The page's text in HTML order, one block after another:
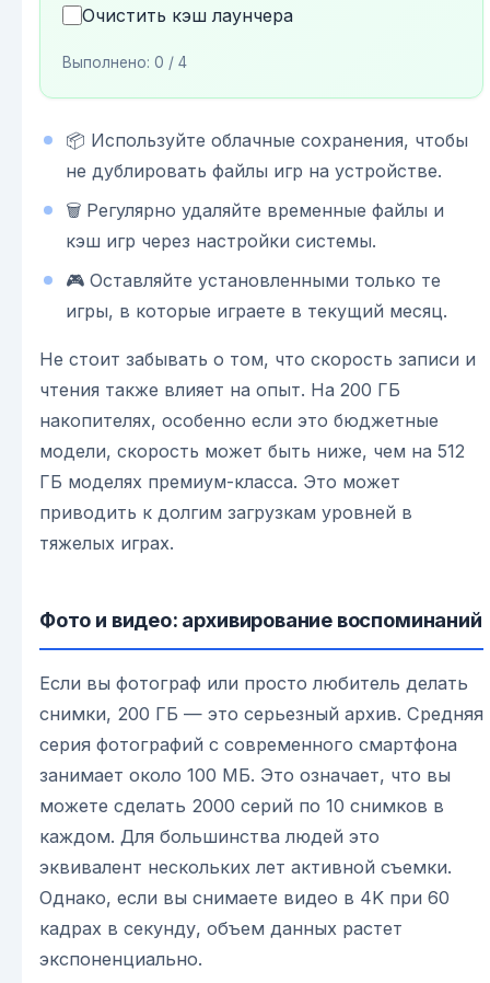
Очистить кэш лаунчера
Выполнено: 0 / 4
📦 Используйте облачные сохранения, чтобы
не дублировать файлы игр на устройстве.
🗑️ Регулярно удаляйте временные файлы и
кэш игр через настройки системы.
🎮 Оставляйте установленными только те
игры, в которые играете в текущий месяц.
Не стоит забывать о том, что скорость записи и
чтения также влияет на опыт. На 200 ГБ
накопителях, особенно если это бюджетные
модели, скорость может быть ниже, чем на 512
ГБ моделях премиум-класса. Это может
приводить к долгим загрузкам уровней в
тяжелых играх.
Фото и видео: архивирование воспоминаний
Если вы фотограф или просто любитель делать
снимки, 200 ГБ — это серьезный архив. Средняя
серия фотографий с современного смартфона
занимает около 100 МБ. Это означает, что вы
можете сделать 2000 серий по 10 снимков в
каждом. Для большинства людей это
эквивалент нескольких лет активной съемки.
Однако, если вы снимаете видео в 4K при 60
кадрах в секунду, объем данных растет
экспоненциально.